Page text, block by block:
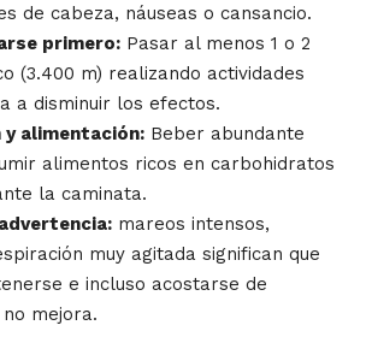
de cabeza, náuseas o cansancio.
primero: Pasar al menos 1 o 2
(3.400 m) realizando actividades
a disminuir los efectos.
alimentación: Beber abundante
alimentos ricos en carbohidratos
la caminata.
mareos intensos,
muy agitada significan que
e incluso acostarse de
mejora.